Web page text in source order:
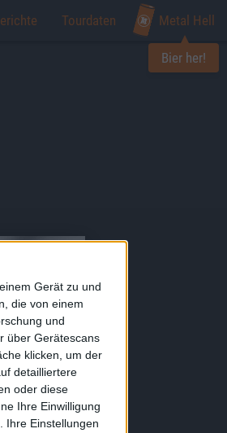
Gerät zu und
die von einem
und
über Gerätescans
klicken, um der
detailliertere
oder diese
Ihre Einwilligung
Ihre Einstellungen
Tourdaten Metal Hell
Bier her!